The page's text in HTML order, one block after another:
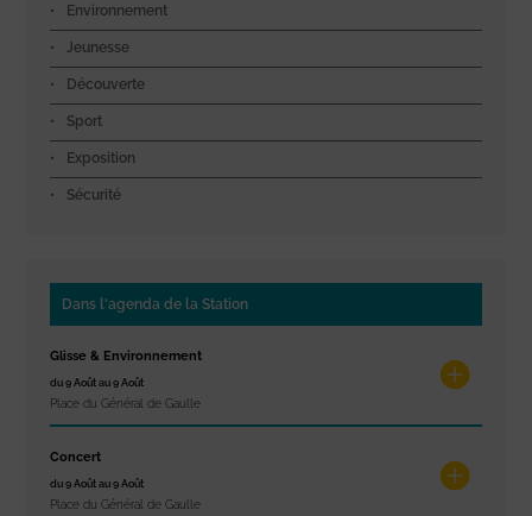
Environnement
Jeunesse
Découverte
Sport
Exposition
Sécurité
Dans l'agenda de la Station
Glisse & Environnement
du 9 Août au 9 Août
Place du Général de Gaulle
Concert
du 9 Août au 9 Août
Place du Général de Gaulle